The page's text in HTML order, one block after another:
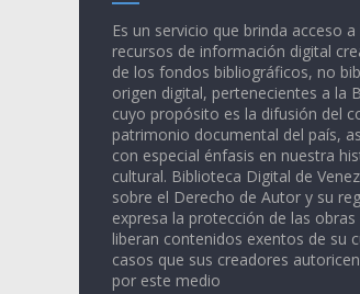
Es un servicio que brinda acceso
recursos de información digital
de los fondos bibliográficos, no
origen digital, pertenecientes a la
cuyo propósito es la difusión del
patrimonio documental del país,
con especial énfasis en nuestra
cultural. Biblioteca Digital de
sobre el Derecho de Autor y su
expresa la protección de las
liberan contenidos exentos de su
casos que sus creadores
por este medio